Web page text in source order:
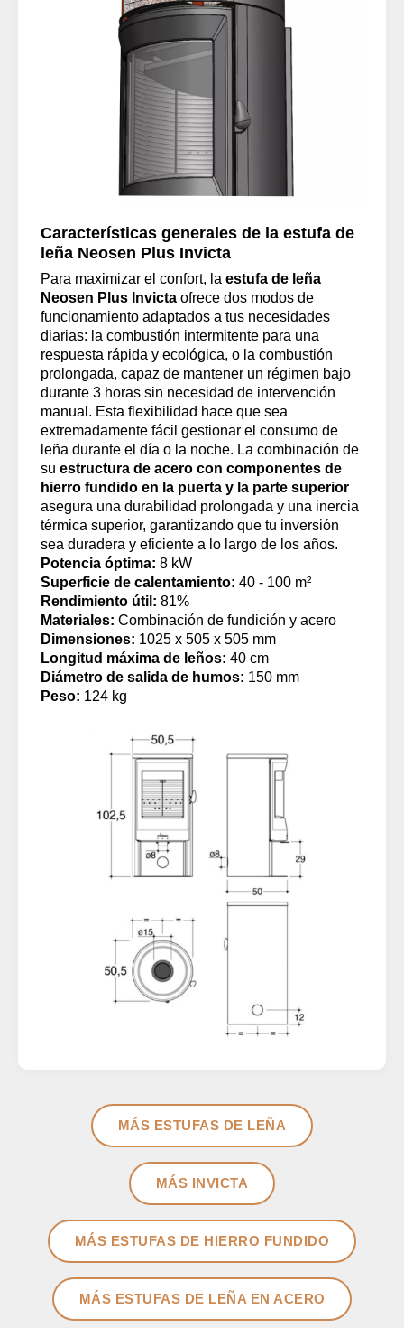
Características generales de la estufa de
leña Neosen Plus Invicta
Para maximizar el confort, la estufa de leña
Neosen Plus Invicta ofrece dos modos de
funcionamiento adaptados a tus necesidades
diarias: la combustión intermitente para una
respuesta rápida y ecológica, o la combustión
prolongada, capaz de mantener un régimen bajo
durante 3 horas sin necesidad de intervención
manual. Esta flexibilidad hace que sea
extremadamente fácil gestionar el consumo de
leña durante el día o la noche. La combinación de
su estructura de acero con componentes de
hierro fundido en la puerta y la parte superior
asegura una durabilidad prolongada y una inercia
térmica superior, garantizando que tu inversión
sea duradera y eficiente a lo largo de los años.
Potencia óptima: 8 kW
Superficie de calentamiento: 40 - 100 m²
Rendimiento útil: 81%
Materiales: Combinación de fundición y acero
Dimensiones: 1025 x 505 x 505 mm
Longitud máxima de leños: 40 cm
Diámetro de salida de humos: 150 mm
Peso: 124 kg
MÁS ESTUFAS DE LEÑA
MÁS INVICTA
MÁS ESTUFAS DE HIERRO FUNDIDO
MÁS ESTUFAS DE LEÑA EN ACERO